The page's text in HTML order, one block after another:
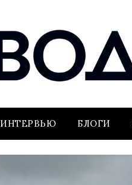
ИНТЕРВЬЮ БЛОГИ